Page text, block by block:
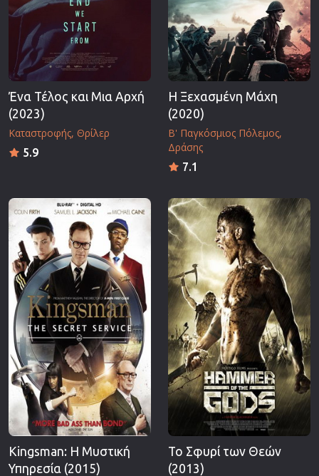
Καταστροφής
Κλασσικές
Ένα Τέλος και Μια Αρχή
(2023)
Καταστροφής Θρίλερ
5.9
Η Ξεχασμένη Μάχη
(2020)
Β' Παγκόσμιος Πόλεμος
Δράσης
7.1
Kingsman: Η Μυστική
Υπηρεσία (2015)
Το Σφυρί των Θεών
(2013)